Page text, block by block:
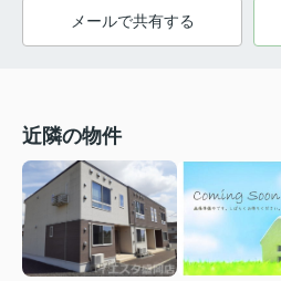
メールで共有する
近隣の物件